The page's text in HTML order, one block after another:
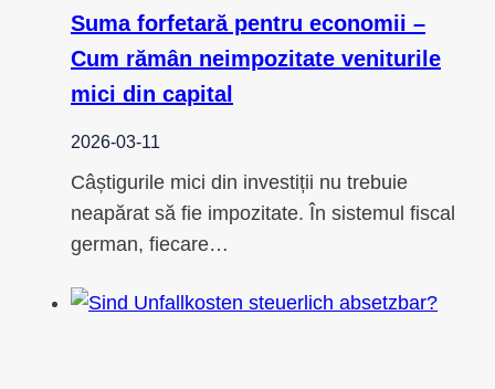
Suma forfetară pentru economii –
Cum rămân neimpozitate veniturile
mici din capital
2026-03-11
Câștigurile mici din investiții nu trebuie
neapărat să fie impozitate. În sistemul fiscal
german, fiecare…